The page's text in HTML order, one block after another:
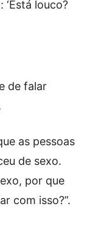
louco?
de falar
as pessoas
de sexo.
por que
com isso?”.